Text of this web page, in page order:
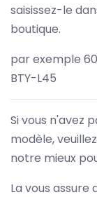
saisissez-le
boutique.
par exemple
BTY-L45
Si vous n'avez
modèle,
notre mieux
La vous